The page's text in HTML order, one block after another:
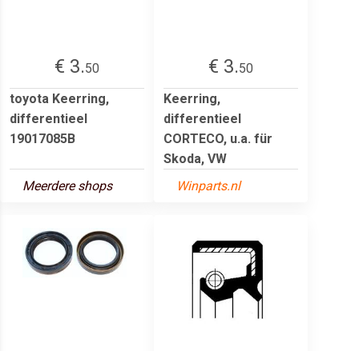
€ 3.50
toyota Keerring,
differentieel
19017085B
Meerdere shops
€ 3.50
Keerring,
differentieel
CORTECO, u.a. für
Skoda, VW
Winparts.nl